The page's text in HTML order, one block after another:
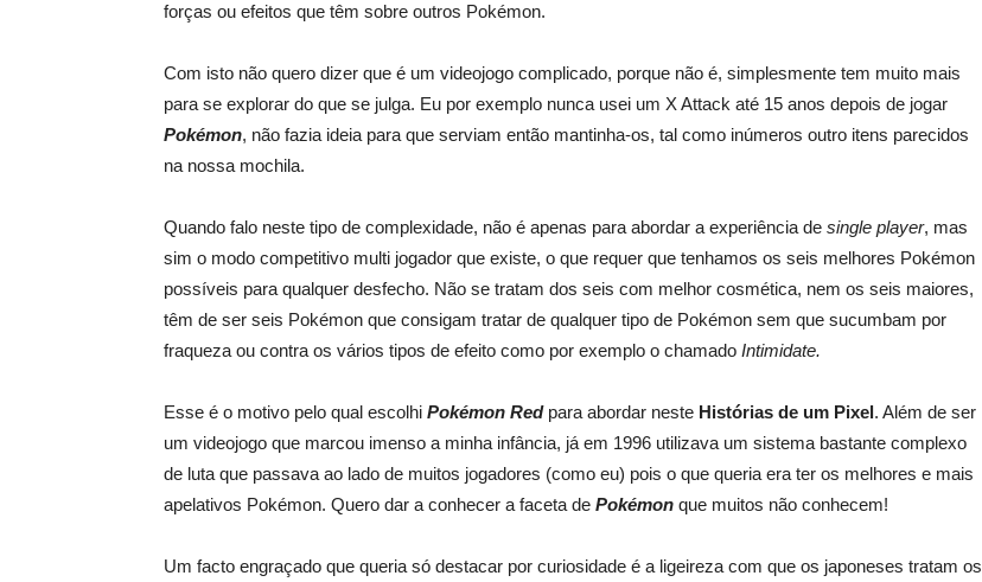
forças ou efeitos que têm sobre outros Pokémon.
Com isto não quero dizer que é um videojogo complicado, porque não é, simplesmente tem muito mais
para se explorar do que se julga. Eu por exemplo nunca usei um X Attack até 15 anos depois de jogar
Pokémon, não fazia ideia para que serviam então mantinha-os, tal como inúmeros outro itens parecidos
na nossa mochila.
Quando falo neste tipo de complexidade, não é apenas para abordar a experiência de single player, mas
sim o modo competitivo multi jogador que existe, o que requer que tenhamos os seis melhores Pokémon
possíveis para qualquer desfecho. Não se tratam dos seis com melhor cosmética, nem os seis maiores,
têm de ser seis Pokémon que consigam tratar de qualquer tipo de Pokémon sem que sucumbam por
fraqueza ou contra os vários tipos de efeito como por exemplo o chamado Intimidate.
Esse é o motivo pelo qual escolhi Pokémon Redpara abordar neste Histórias de um Pixel. Além de ser
um videojogo que marcou imenso a minha infância, já em 1996 utilizava um sistema bastante complexo
de luta que passava ao lado de muitos jogadores (como eu) pois o que queria era ter os melhores e mais
apelativos Pokémon. Quero dar a conhecer a faceta de Pokémon que muitos não conhecem!
Um facto engraçado que queria só destacar por curiosidade é a ligeireza com que os japoneses tratam os